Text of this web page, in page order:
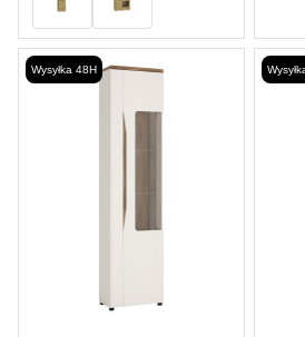
Wysyłka 48H